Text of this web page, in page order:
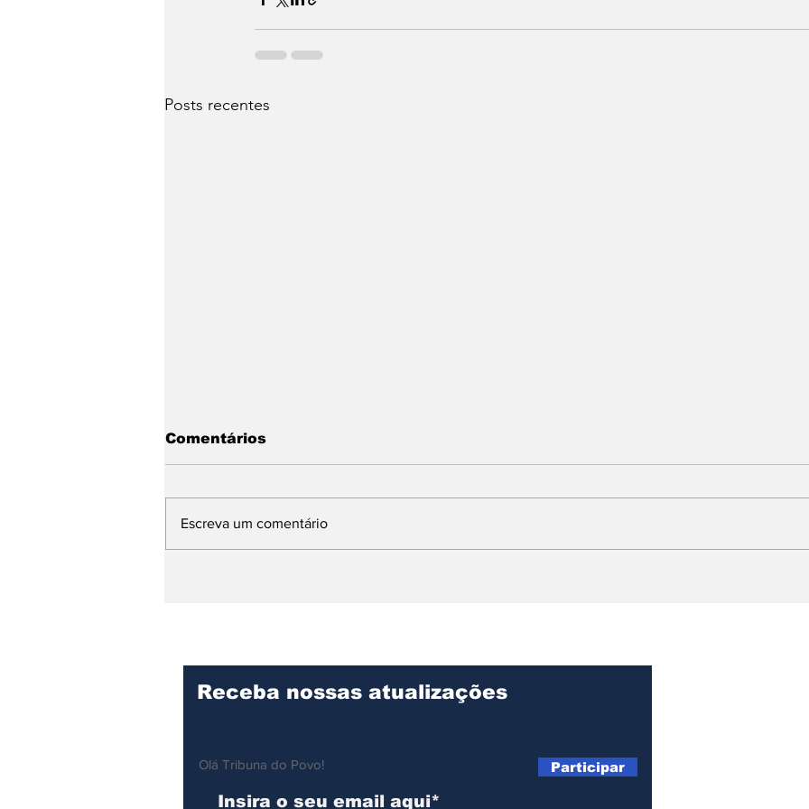
Posts recentes
Comentários
Escreva um comentário
Receba nossas atualizações
Olá Tribuna do Povo! Participar